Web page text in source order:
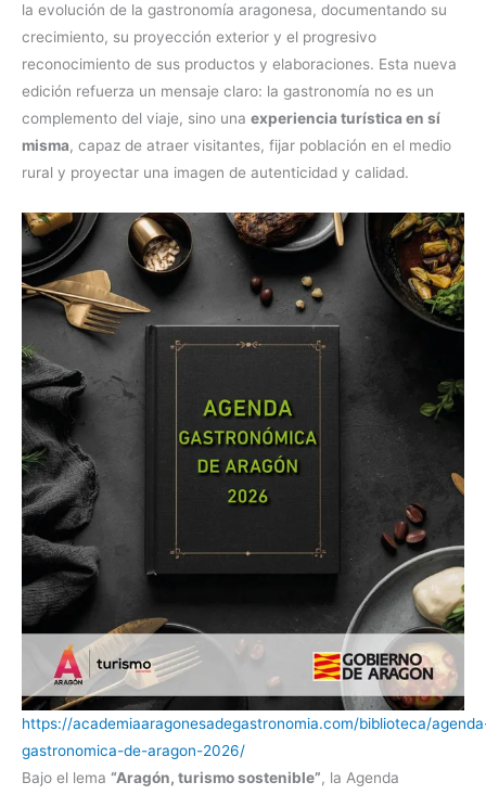
la evolución de la gastronomía aragonesa, documentando su
crecimiento, su proyección exterior y el progresivo
reconocimiento de sus productos y elaboraciones. Esta nueva
edición refuerza un mensaje claro: la gastronomía no es un
complemento del viaje, sino una experiencia turística en sí
misma, capaz de atraer visitantes, fijar población en el medio
rural y proyectar una imagen de autenticidad y calidad.
https://academiaaragonesadegastronomia.com/biblioteca/
gastronomica-de-aragon-2026/
Bajo el lema “Aragón, turismo sostenible”, la Agenda